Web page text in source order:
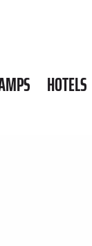
HOTELS